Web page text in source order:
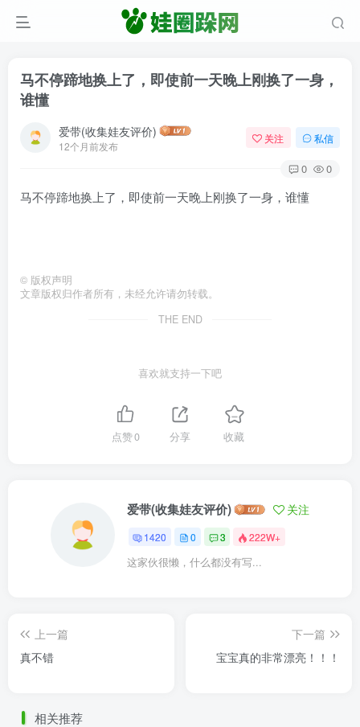
马不停蹄地换上了，即使前一天晚上刚换了一身，
谁懂
爱带(收集娃友评价)
12个月前发布
关注 私信
0 0
马不停蹄地换上了，即使前一天晚上刚换了一身，谁懂
© 版权声明
文章版权归作者所有，未经允许请勿转载。
THE END
喜欢就支持一下吧
点赞0 分享 收藏
爱带(收集娃友评价) 关注
1420 0 3 222W+
这家伙很懒，什么都没有写...
上一篇
真不错
下一篇
宝宝真的非常漂亮！！！
相关推荐